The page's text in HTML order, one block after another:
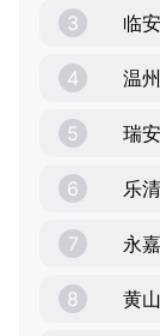
3 临
4 温
5 瑞
6 乐
7 永
8 黄